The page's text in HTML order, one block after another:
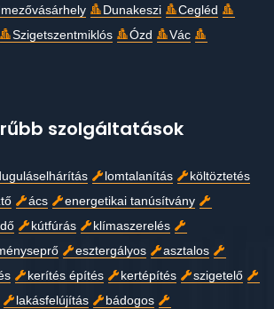
Dunakeszi
Cegléd
Szigetszentmiklós Ózd
Vác
szolgáltatások
lomtalanítás
költöztetés
ács
energetikai tanúsítvány
kútfúrás
klímaszerelés
esztergályos
asztalos
kerítés építés kertépítés
szigetelő
lakásfelújítás
bádogos